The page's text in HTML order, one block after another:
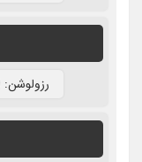
رزولوشن: 1080Q